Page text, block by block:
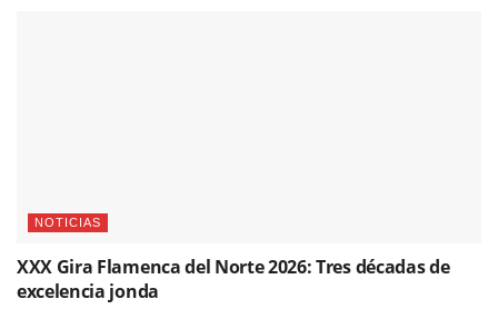
NOTICIAS
XXX Gira Flamenca del Norte 2026: Tres décadas de
excelencia jonda